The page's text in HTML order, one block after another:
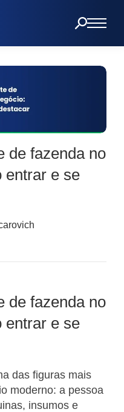
de fazenda no
entrar e se
de fazenda no
entrar e se
das figuras mais
moderno: a pessoa
insumos e